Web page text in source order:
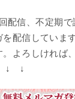
配信、不定期
配信しています
よろしければ
↓ ↓